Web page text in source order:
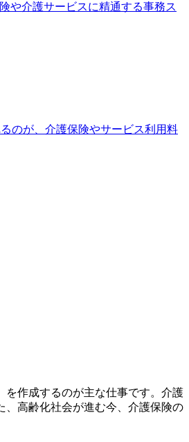
や介護サービスに精通する事務ス
のが、介護保険やサービス利用料
を作成するのが主な仕事です。介護
、高齢化社会が進む今、介護保険の